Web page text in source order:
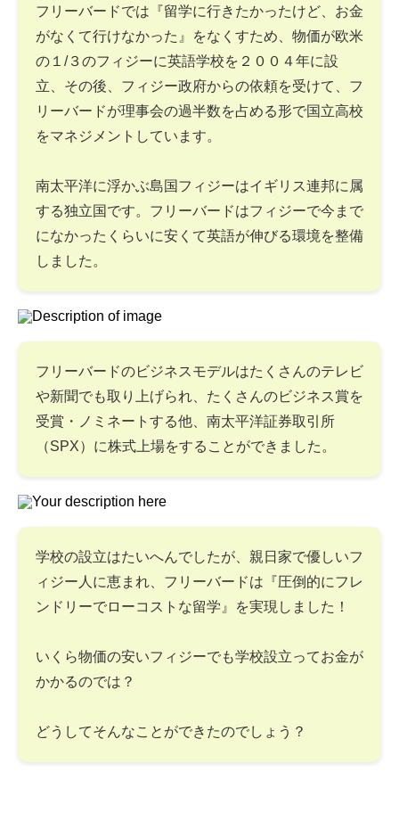
フリーバードでは『留学に行きたかったけど、お金
がなくて行けなかった』をなくすため、物価が欧米
の１/３のフィジーに英語学校を２００４年に設
立、その後、フィジー政府からの依頼を受けて、フ
リーバードが理事会の過半数を占める形で国立高校
をマネジメントしています。
南太平洋に浮かぶ島国フィジーはイギリス連邦に属
する独立国です。フリーバードはフィジーで今まで
になかったくらいに安くて英語が伸びる環境を整備
しました。
フリーバードのビジネスモデルはたくさんのテレビ
や新聞でも取り上げられ、たくさんのビジネス賞を
受賞・ノミネートする他、南太平洋証券取引所
（SPX）に株式上場をすることができました。
学校の設立はたいへんでしたが、親日家で優しいフ
ィジー人に恵まれ、フリーバードは『圧倒的にフレ
ンドリーでローコストな留学』を実現しました！
いくら物価の安いフィジーでも学校設立ってお金が
かかるのでは？
どうしてそんなことができたのでしょう？